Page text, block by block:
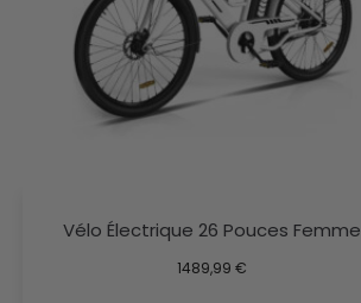
Vélo Électrique 26 Pouces Femme
1489,99€